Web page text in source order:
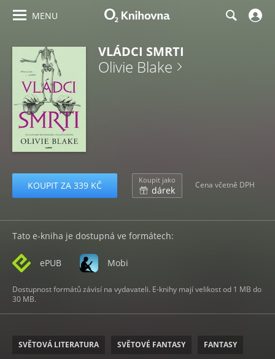
MENU
VLÁDCI SMRTI
Olivie Blake
KOUPIT ZA 339 KČ Koupit jako
dárek Cena včetně DPH
Tato e-kniha je dostupná ve formátech:
ePUB Mobi
Dostupnost formátů závisí na vydavateli. E-knihy mají velikost od 1 MB do
30 MB.
SVĚTOVÁ LITERATURA SVĚTOVÉ FANTASY FANTASY